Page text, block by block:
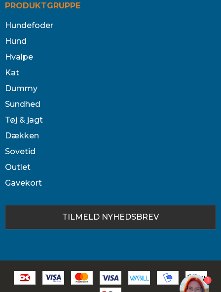
PRODUKTGRUPPE
Hundefoder
Hund
Hvalpe
Kat
Dummy
Sundhed
Tøj & jagt
Dækken
Sovetid
Outlet
Gavekort
TILMELD NYHEDSBREV
1